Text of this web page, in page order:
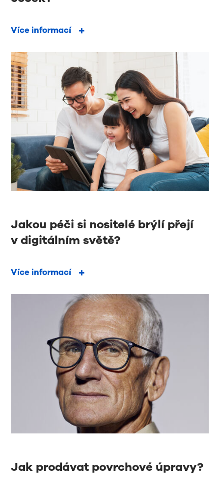
Více informací
Jakou péči si nositelé brýlí přejí
v digitálním světě?
Více informací
Jak prodávat povrchové úpravy?